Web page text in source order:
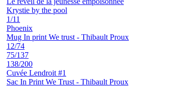
Krystie by the pool
1/11
Phoenix
Mug In print We trust - Thibault Proux
12/74
75/137
138/200
Cuvée Lendroit #1
Sac In Print We Trust - Thibault Proux